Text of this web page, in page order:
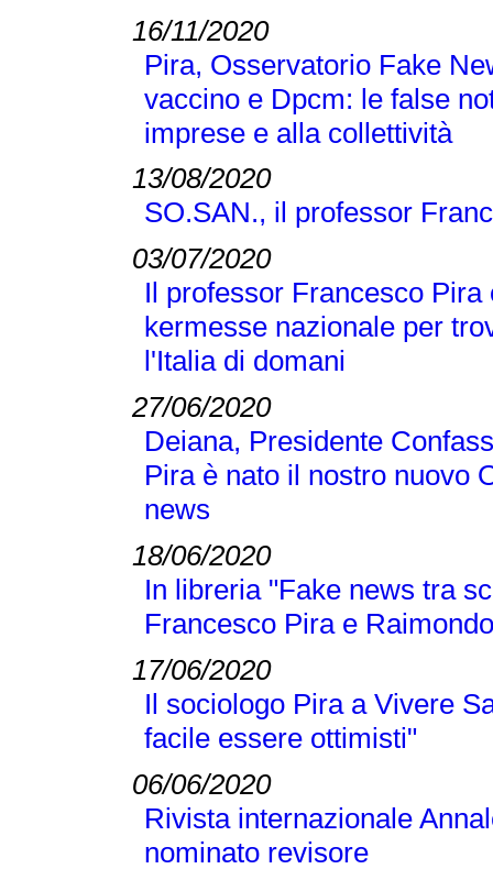
16/11/2020
Pira, Osservatorio Fake
vaccino e Dpcm: le false
imprese e alla collettività
13/08/2020
SO.SAN., il professor
03/07/2020
Il professor Francesco
kermesse nazionale per
l'Italia di domani
27/06/2020
Deiana, Presidente
Pira è nato il nostro nuovo
news
18/06/2020
In libreria "Fake news tra
Francesco Pira e
17/06/2020
Il sociologo Pira a Vivere
facile essere ottimisti"
06/06/2020
Rivista internazionale
nominato revisore